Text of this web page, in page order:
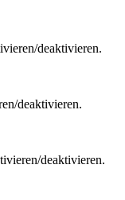
deaktivieren.
deaktivieren.
deaktivieren.